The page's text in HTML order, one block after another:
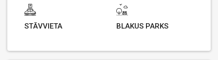
STĀVVIETA BLAKUS PARKS